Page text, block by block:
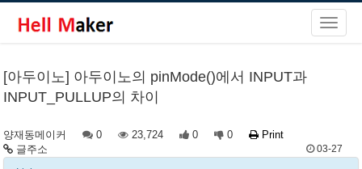
[아두이노] 아두이노의 pinMode()에서 INPUT과
INPUT_PULLUP의 차이
양재동메이커 0 23,724 0 0
Print
글주소
03-27